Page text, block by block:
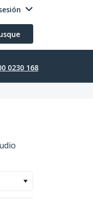
0230 168